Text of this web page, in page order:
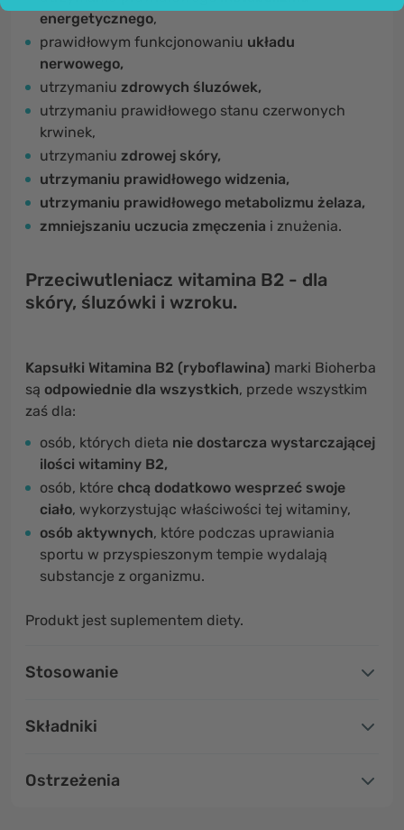
energetycznego,
prawidłowym funkcjonowaniu układu
nerwowego,
utrzymaniu zdrowych śluzówek,
utrzymaniu prawidłowego stanu czerwonych
krwinek,
utrzymaniu zdrowej skóry,
utrzymaniu prawidłowego widzenia,
utrzymaniu prawidłowego metabolizmu żelaza,
zmniejszaniu uczucia zmęczenia i znużenia.
Przeciwutleniacz witamina B2 - dla
skóry, śluzówki i wzroku.
Kapsułki Witamina B2 (ryboflawina) marki Bioherba
są odpowiednie dla wszystkich, przede wszystkim
zaś dla:
osób, których dieta nie dostarcza wystarczającej
ilości witaminy B2,
osób, które chcą dodatkowo wesprzeć swoje
ciało, wykorzystując właściwości tej witaminy,
osób aktywnych, które podczas uprawiania
sportu w przyspieszonym tempie wydalają
substancje z organizmu.
Produkt jest suplementem diety.
Stosowanie
Składniki
Ostrzeżenia